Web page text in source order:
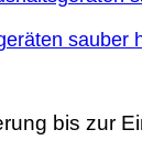
sauber
bis zur